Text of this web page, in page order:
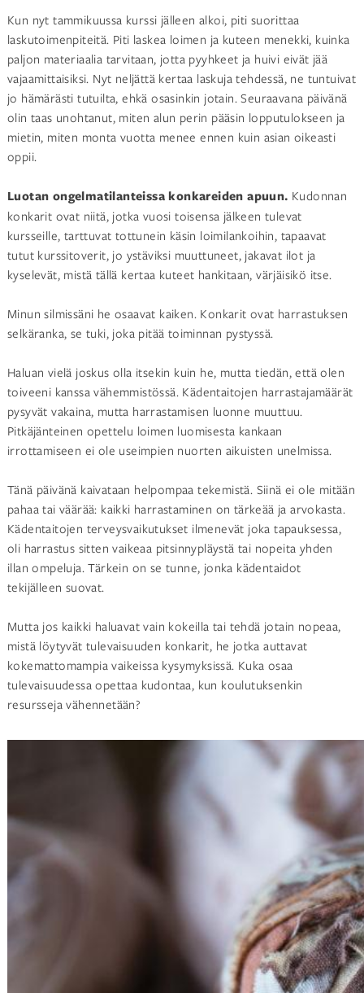
Kun nyt tammikuussa kurssi jälleen alkoi, piti suorittaa
laskutoimenpiteitä. Piti laskea loimen ja kuteen menekki, kuinka
paljon materiaalia tarvitaan, jotta pyyhkeet ja huivi eivät jää
vajaamittaisiksi. Nyt neljättä kertaa laskuja tehdessä, ne tuntuivat
jo hämärästi tutuilta, ehkä osasinkin jotain. Seuraavana päivänä
olin taas unohtanut, miten alun perin pääsin lopputulokseen ja
mietin, miten monta vuotta menee ennen kuin asian oikeasti
oppii.
Luotan ongelmatilanteissa konkareiden apuun. Kudonnan
konkarit ovat niitä, jotka vuosi toisensa jälkeen tulevat
kursseille, tarttuvat tottunein käsin loimilankoihin, tapaavat
tutut kurssitoverit, jo ystäviksi muuttuneet, jakavat ilot ja
kyselevät, mistä tällä kertaa kuteet hankitaan, värjäisikö itse.
Minun silmissäni he osaavat kaiken. Konkarit ovat harrastuksen
selkäranka, se tuki, joka pitää toiminnan pystyssä.
Haluan vielä joskus olla itsekin kuin he, mutta tiedän, että olen
toiveeni kanssa vähemmistössä. Kädentaitojen harrastajamäärät
pysyvät vakaina, mutta harrastamisen luonne muuttuu.
Pitkäjänteinen opettelu loimen luomisesta kankaan
irrottamiseen ei ole useimpien nuorten aikuisten unelmissa.
Tänä päivänä kaivataan helpompaa tekemistä. Siinä ei ole mitään
pahaa tai väärää: kaikki harrastaminen on tärkeää ja arvokasta.
Kädentaitojen terveysvaikutukset ilmenevät joka tapauksessa,
oli harrastus sitten vaikeaa pitsinnypläystä tai nopeita yhden
illan ompeluja. Tärkein on se tunne, jonka kädentaidot
tekijälleen suovat.
Mutta jos kaikki haluavat vain kokeilla tai tehdä jotain nopeaa,
mistä löytyvät tulevaisuuden konkarit, he jotka auttavat
kokemattomampia vaikeissa kysymyksissä. Kuka osaa
tulevaisuudessa opettaa kudontaa, kun koulutuksenkin
resursseja vähennetään?